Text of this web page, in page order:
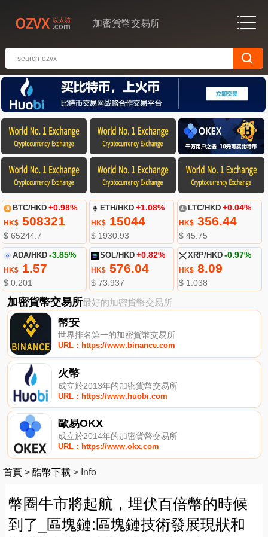
加密貨幣交易所
BTC/HKD +0.98%
HK$508321
$ 65244.7
ETH/HKD +1.08%
HK$ 15044
$ 1930.93
LTC/HKD +0.04%
HK$356.44
$ 45.75
ADA/HKD -3.85%
HK$1.57
$ 0.201
SOL/HKD +0.82%
HK$ 576.04
$ 73.937
XRP/HKD -0.97%
HK$8.09
$ 1.038
加密貨幣交易所最好的加密貨幣交易所
幣安
世界排名第一的加密貨幣交易所
URL：https://www.binance.com
火幣
成立於2013年的加密貨幣交易所
URL：https://www.huobi.com
歐易OKX
成立於2014年的加密貨幣交易所
URL：https://www.okx.com
首頁 > 酷幣下載 > Info
幣圈牛市將起航，埋伏百倍幣的時候
到了_區塊鏈:區塊鏈技術發展現狀和